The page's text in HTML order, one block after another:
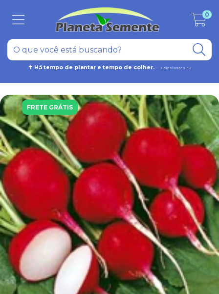
✝ Há tempo de plantar e tempo de colher. — Eclesiastes 3:2
0
FRETE GRÁTIS